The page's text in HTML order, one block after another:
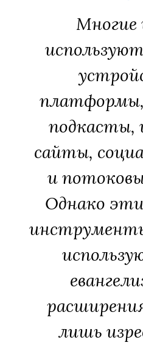
Многие
подкасты,
сайты,
и
Однако
лишь